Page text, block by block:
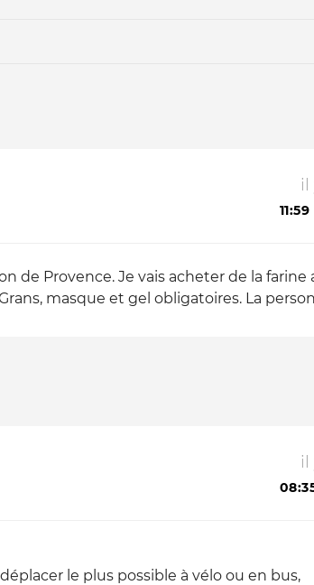
Qui
il
de Provence. Je vais acheter de la farine
masque et gel obligatoires. La
il
le plus possible à vélo ou en bus,